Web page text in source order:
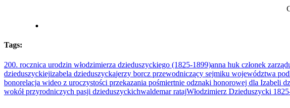
Tags:
200. rocznica urodzin włodzimierza dzieduszyckiego (1825-1899)anna huk członek
dzieduszyckiejizabela dzieduszyckajerzy borcz przewodniczący sejmiku województwa
bonorelacja wideo z uroczystości przekazania pośmiertnie odznaki honorowej dla Izabeli
wokół przyrodniczych pasji dzieduszyckichwaldemar ratajWłodzimierz Dzieduszycki